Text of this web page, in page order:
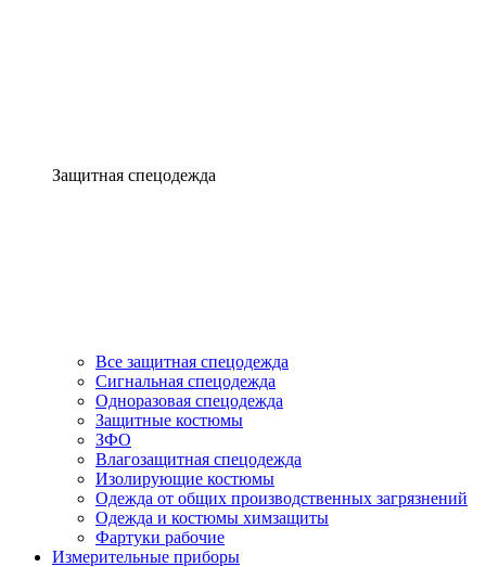
Защитная спецодежда
Все защитная спецодежда
Сигнальная спецодежда
Одноразовая спецодежда
Защитные костюмы
ЗФО
Влагозащитная спецодежда
Изолирующие костюмы
Одежда от общих производственных загрязнений
Одежда и костюмы химзащиты
Фартуки рабочие
Измерительные приборы